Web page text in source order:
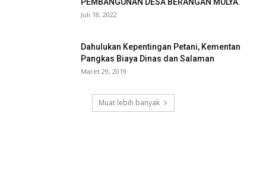
Juli 18, 2022
Dahulukan Kepentingan Petani, Kementan
Pangkas Biaya Dinas dan Salaman
Maret 29, 2019
Muat lebih banyak